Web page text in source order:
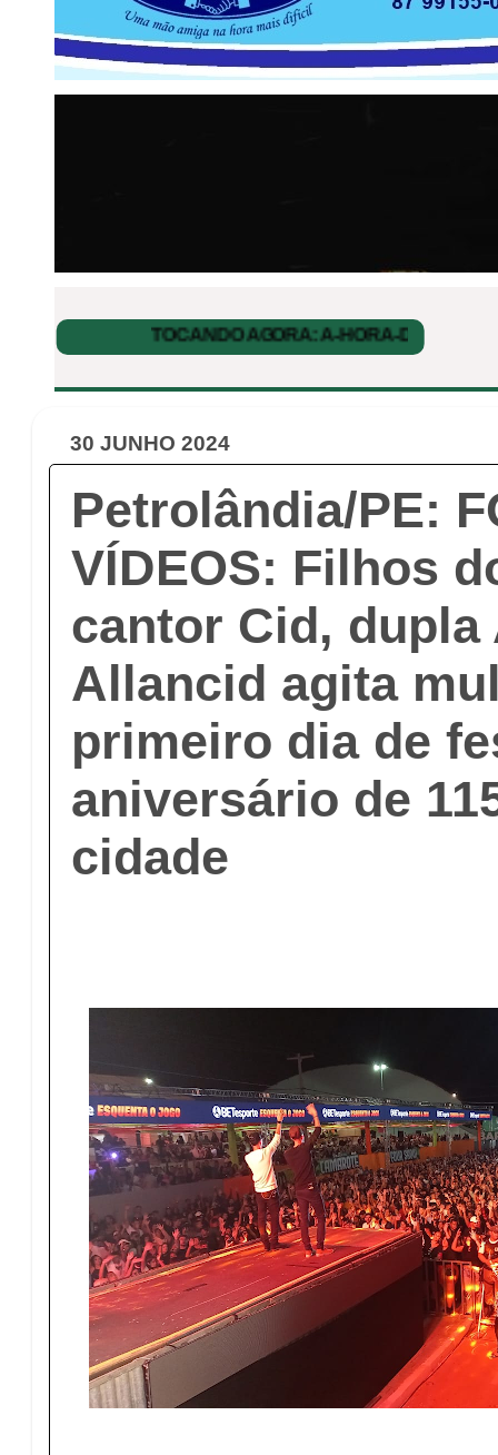
30 JUNHO 2024
Petrolândia/PE:
VÍDEOS: Filhos
cantor Cid, dupla
Allancid agita
primeiro dia de
aniversário de
cidade